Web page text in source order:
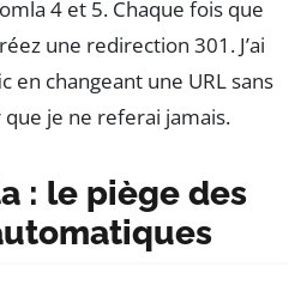
4 et 5. Chaque fois que
une redirection 301. J’ai
en changeant une URL sans
je ne referai jamais.
: le piège des